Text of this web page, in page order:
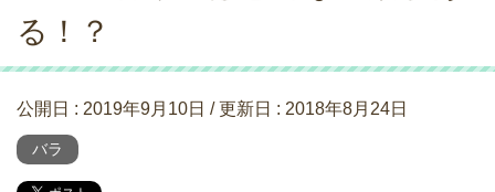
る！？
公開日 : 2019年9月10日 / 更新日 : 2018年8月24日
バラ